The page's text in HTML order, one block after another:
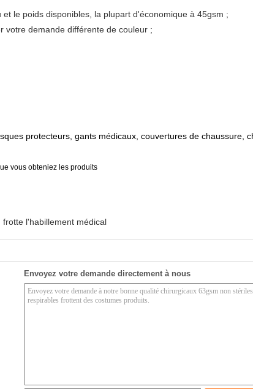
le poids disponibles, la plupart d'économique à 45gsm ;
votre demande différente de couleur ;
protecteurs, gants médicaux, couvertures de chaussure,
vous obteniez les produits
frotte l'habillement médical
Envoyez votre demande directement à nous